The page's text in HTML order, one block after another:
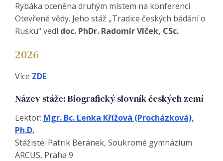
Rybáka oceněna druhým místem na konferenci
Otevřené vědy. Jeho stáž „Tradice českých bádání o
Rusku“ vedl doc. PhDr. Radomír Vlček, CSc.
2026
Více ZDE
Název stáže: Biografický slovník českých zemí
Lektor: Mgr. Bc. Lenka Křížová (Procházková),
Ph.D.
Stážisté: Patrik Beránek, Soukromé gymnázium
ARCUS, Praha 9